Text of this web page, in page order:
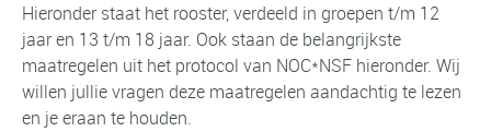
Hieronder staat het rooster, verdeeld in groepen t/m 12
jaar en 13 t/m 18 jaar. Ook staan de belangrijkste
maatregelen uit het protocol van NOC*NSF hieronder. Wij
willen jullie vragen deze maatregelen aandachtig te lezen
en je eraan te houden.